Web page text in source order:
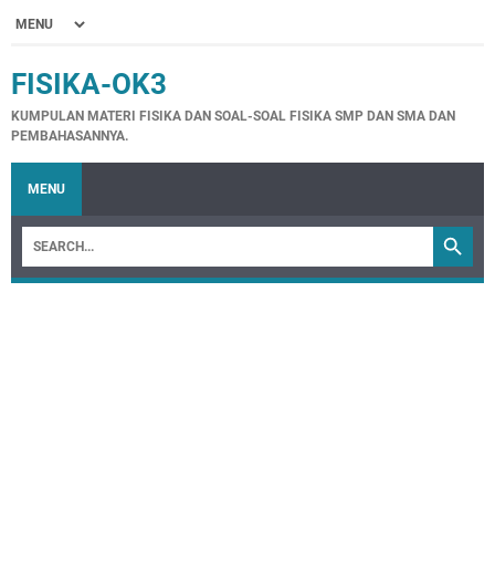
FISIKA-OK3
KUMPULAN MATERI FISIKA DAN SOAL-SOAL FISIKA SMP DAN SMA DAN
PEMBAHASANNYA.
MENU